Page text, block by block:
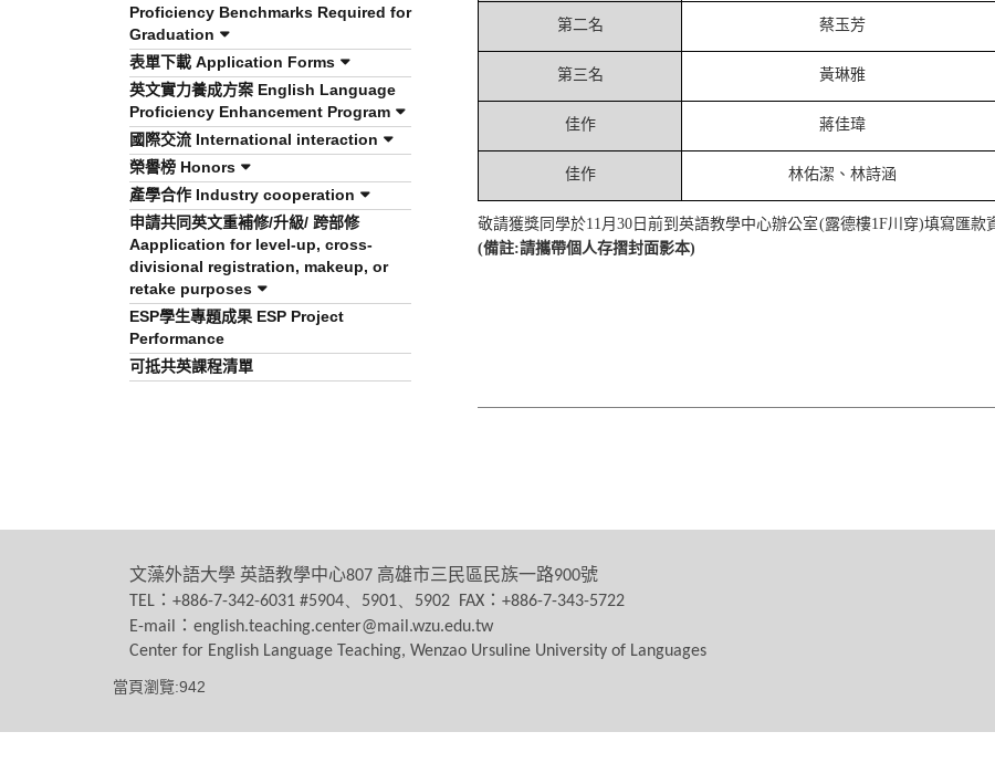
Proficiency Benchmarks Required for
Graduation
表單下載 Application Forms
英文實力養成方案 English Language
Proficiency Enhancement Program
國際交流 International interaction
榮譽榜 Honors
產學合作 Industry cooperation
申請共同英文重補修/升級/ 跨部修
Aapplication for level-up, cross-
divisional registration, makeup, or
retake purposes
ESP學生專題成果 ESP Project
Performance
可抵共英課程清單
第二名 蔡玉芳
第三名 黃琳雅
佳作 蔣佳瑋
佳作 林佑潔、林詩涵
敬請獲獎同學於11月30日前到英語教學中心辦公室(露德樓1F川穿)填寫匯款
(備註:請攜帶個人存摺封面影本)
文藻外語大學 英語教學中心807 高雄市三民區民族一路900號
TEL ： +886-7-342-6031 #5904、5901、5902 FAX ： +886-7-343-5722
E-mail
： english.teaching.center@mail.wzu.edu.tw
Center for English Language Teaching, Wenzao Ursuline University of Languages
當頁瀏覽:942